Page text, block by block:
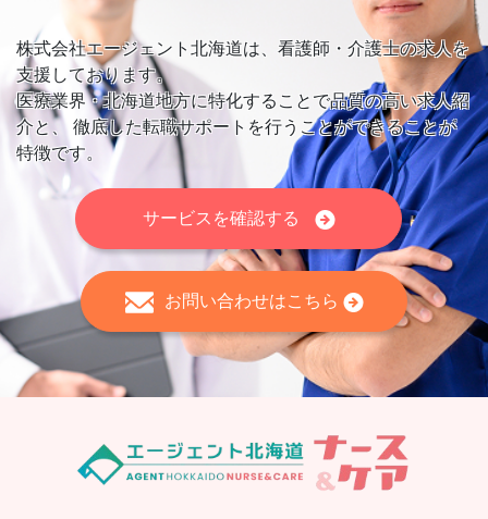
株式会社エージェント北海道は、看護師・介護士の求人を
支援しております。
医療業界・北海道地方に特化することで品質の高い求人紹
介と、
徹底した転職サポートを行うことができることが
特徴です。
サービスを確認する
お問い合わせはこちら